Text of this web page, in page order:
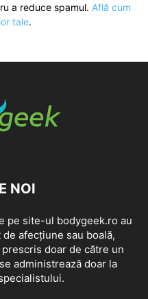
a reduce spamul. Află cum
tale.
NOI
pe site-ul bodygeek.ro au
afecțiune sau boală,
doar de către un
administrează doar la